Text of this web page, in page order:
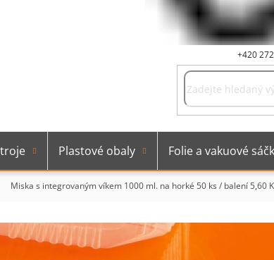
+420
Plastové obaly Folie a vakuové
Miska s integrovaným víkem 1000 ml. na horké 50 ks / balení 5,60